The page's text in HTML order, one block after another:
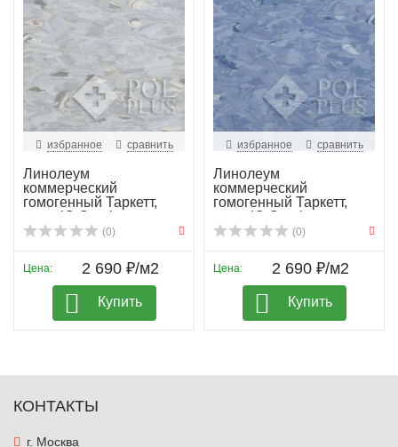
избранное сравнить
Линолеум
коммерческий
гомогенный Таркетт,
колл. iQ Granit...
(0)
Цена: 2 690 ₽/м2
Купить
избранное сравнить
Линолеум
коммерческий
гомогенный Таркетт,
колл. iQ Granit...
(0)
Цена: 2 690 ₽/м2
Купить
КОНТАКТЫ
г. Москва